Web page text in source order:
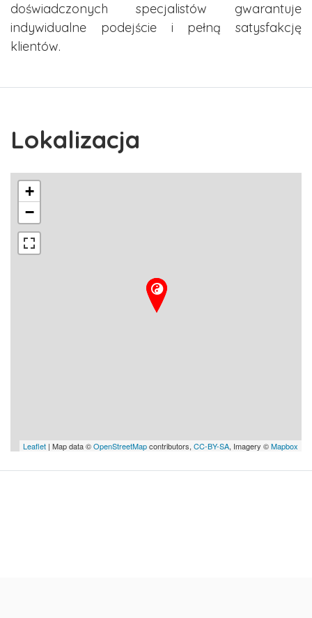
doświadczonych specjalistów gwarantuje
indywidualne podejście i pełną satysfakcję
klientów.
Lokalizacja
+
−
Leaflet | Map data ©OpenStreetMapcontributors, CC-BY-SA, Imagery ©Mapbox